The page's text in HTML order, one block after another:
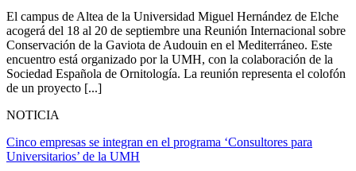
El campus de Altea de la Universidad Miguel Hernández de Elche
acogerá del 18 al 20 de septiembre una Reunión Internacional sobre
Conservación de la Gaviota de Audouin en el Mediterráneo. Este
encuentro está organizado por la UMH, con la colaboración de la
Sociedad Española de Ornitología. La reunión representa el colofón
de un proyecto [...]
NOTICIA
Cinco empresas se integran en el programa ‘Consultores para
Universitarios’ de la UMH